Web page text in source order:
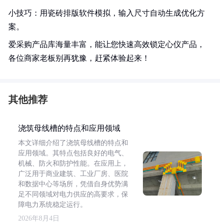
小技巧：用瓷砖排版软件模拟，输入尺寸自动生成优化方
案。
爱采购产品库海量丰富，能让您快速高效锁定心仪产品，
各位商家老板别再犹豫，赶紧体验起来！
其他推荐
浇筑母线槽的特点和应用领域
本文详细介绍了浇筑母线槽的特点和
应用领域。其特点包括良好的电气、
机械、防火和防护性能。在应用上，
广泛用于商业建筑、工业厂房、医院
和数据中心等场所，凭借自身优势满
足不同领域对电力供应的高要求，保
障电力系统稳定运行。
2026年8月4日